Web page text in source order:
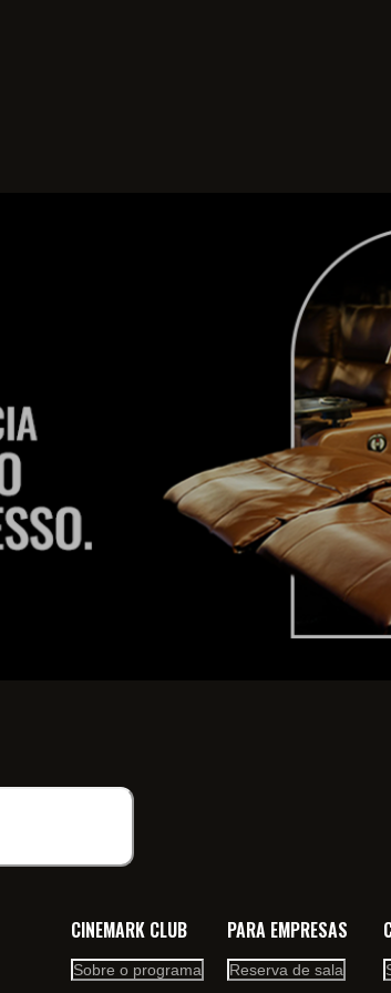
CINEMARK CLUB
Sobre o programa
PARA EMPRESAS
Reserva de sala